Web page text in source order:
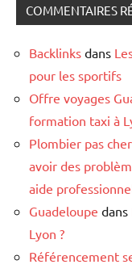
COMMENTAIRES
Backlinks dans
pour les sportifs
Offre voyages
formation taxi à
Plombier pas cher
avoir des
aide
Guadeloupe dans
Lyon ?
Référencement